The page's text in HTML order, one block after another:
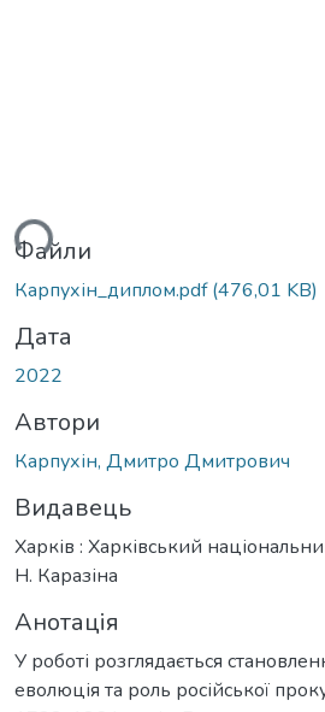
Файли
Карпухін_диплом.pdf(476,01 KB)
Дата
2022
Автори
Карпухін, Дмитро Дмитрович
Видавець
Харків : Харківський
Н. Каразіна
Анотація
У роботі розглядається
еволюція та роль російської